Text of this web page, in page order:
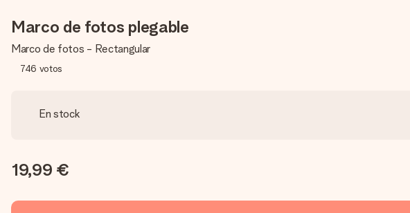
Marco de fotos plegable
Marco de fotos - Rectangular
746 votos
En stock
19,99 €